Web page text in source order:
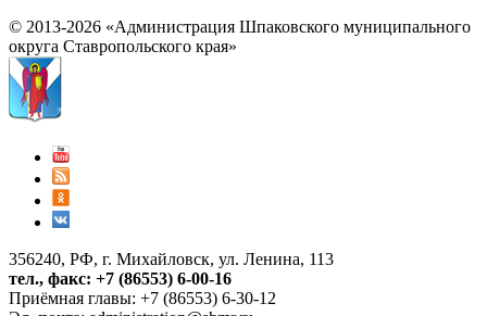
© 2013-2026 «Администрация Шпаковского муниципального
округа Ставропольского края»
356240, РФ, г. Михайловск, ул. Ленина, 113
тел., факс: +7 (86553) 6-00-16
Приёмная главы: +7 (86553) 6-30-12